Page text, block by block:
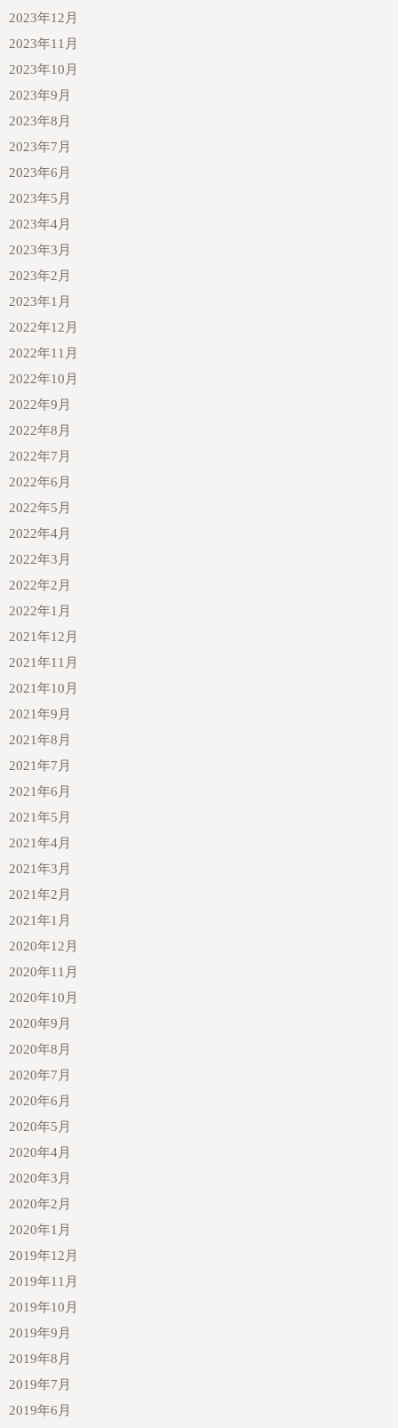
2023年12月
2023年11月
2023年10月
2023年9月
2023年8月
2023年7月
2023年6月
2023年5月
2023年4月
2023年3月
2023年2月
2023年1月
2022年12月
2022年11月
2022年10月
2022年9月
2022年8月
2022年7月
2022年6月
2022年5月
2022年4月
2022年3月
2022年2月
2022年1月
2021年12月
2021年11月
2021年10月
2021年9月
2021年8月
2021年7月
2021年6月
2021年5月
2021年4月
2021年3月
2021年2月
2021年1月
2020年12月
2020年11月
2020年10月
2020年9月
2020年8月
2020年7月
2020年6月
2020年5月
2020年4月
2020年3月
2020年2月
2020年1月
2019年12月
2019年11月
2019年10月
2019年9月
2019年8月
2019年7月
2019年6月